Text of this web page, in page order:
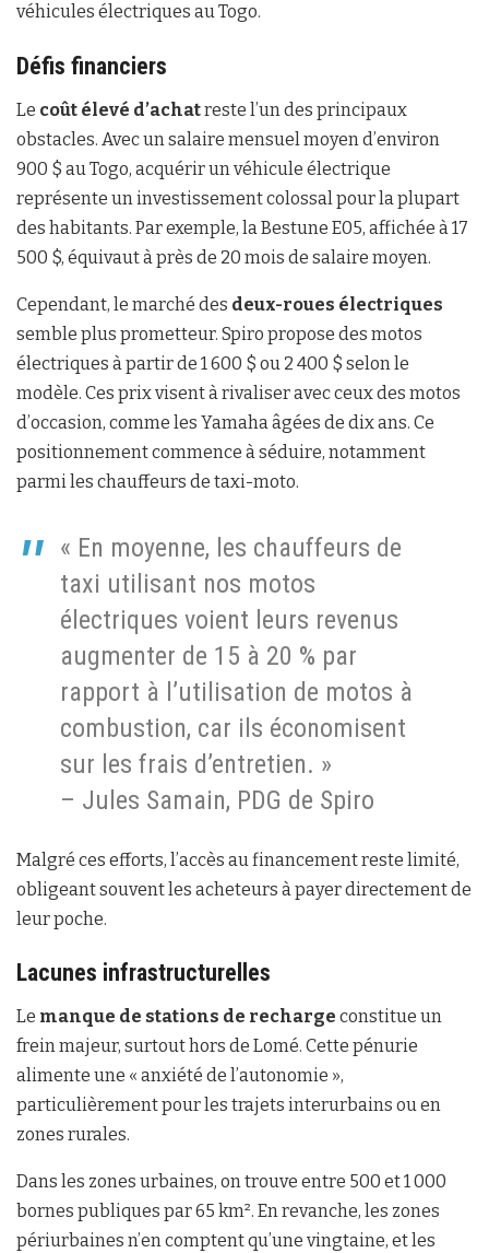
véhicules électriques au Togo.
Défis financiers
Le coût élevé d’achatreste l’un des principaux
obstacles. Avec un salaire mensuel moyen d’environ
900 $ au Togo, acquérir un véhicule électrique
représente un investissement colossal pour la plupart
des habitants. Par exemple, la Bestune E05, affichée à 17
500 $, équivaut à près de 20 mois de salaire moyen.
Cependant, le marché des deux-roues électriques
semble plus prometteur. Spiro propose des motos
électriques à partir de 1 600 $ ou 2 400 $ selon le
modèle. Ces prix visent à rivaliser avec ceux des motos
d’occasion, comme les Yamaha âgées de dix ans. Ce
positionnement commence à séduire, notamment
parmi les chauffeurs de taxi-moto.
« En moyenne, les chauffeurs de
taxi utilisant nos motos
électriques voient leurs revenus
augmenter de 15 à 20 % par
rapport à l’utilisation de motos à
combustion, car ils économisent
sur les frais d’entretien. »
– Jules Samain, PDG de Spiro
Malgré ces efforts, l’accès au financement reste limité,
obligeant souvent les acheteurs à payer directement de
leur poche.
Lacunes infrastructurelles
Le manque de stations de recharge constitue un
frein majeur, surtout hors de Lomé. Cette pénurie
alimente une « anxiété de l’autonomie »,
particulièrement pour les trajets interurbains ou en
zones rurales.
Dans les zones urbaines, on trouve entre 500 et 1 000
bornes publiques par 65 km². En revanche, les zones
périurbaines n’en comptent qu’une vingtaine, et les